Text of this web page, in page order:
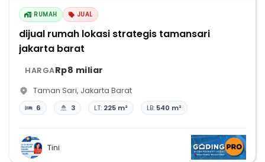
RUMAH JUAL
dijual rumah lokasi strategis tamansari
jakarta barat
HARGARp8 miliar
Taman Sari, Jakarta Barat
6 3 LT: 225 m² LB: 540 m²
Tini